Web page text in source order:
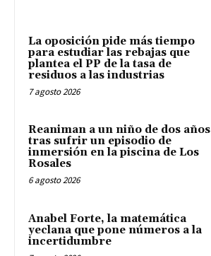
La oposición pide más tiempo
para estudiar las rebajas que
plantea el PP de la tasa de
residuos a las industrias
7 agosto 2026
Reaniman a un niño de dos años
tras sufrir un episodio de
inmersión en la piscina de Los
Rosales
6 agosto 2026
Anabel Forte, la matemática
yeclana que pone números a la
incertidumbre